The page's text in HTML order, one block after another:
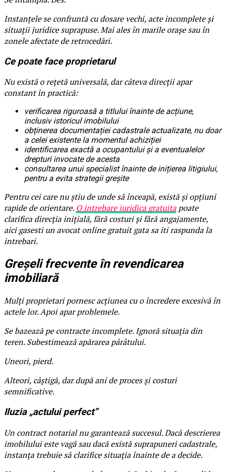
Instanțele se confruntă cu dosare vechi, acte incomplete și
situații juridice suprapuse. Mai ales în marile orașe sau în
zonele afectate de retrocedări.
Ce poate face proprietarul
Nu există o rețetă universală, dar câteva direcții apar
constant în practică:
verificarea riguroasă a titlului înainte de acțiune,
inclusiv istoricul imobilului
obținerea documentației cadastrale actualizate, nu doar
a celei existente la momentul achiziției
identificarea exactă a ocupantului și a eventualelor
drepturi invocate de acesta
consultarea unui specialist înainte de inițierea litigiului,
pentru a evita strategii greșite
Pentru cei care nu știu de unde să înceapă, există și opțiuni
rapide de orientare. O intrebare juridica gratuitapoate
clarifica direcția inițială, fără costuri și fără angajamente,
aici gasesti un avocat online gratuit gata sa iti raspunda la
intrebari.
Greșeli frecvente în revendicarea
imobiliară
Mulți proprietari pornesc acțiunea cu o încredere excesivă în
actele lor. Apoi apar problemele.
Se bazează pe contracte incomplete. Ignoră situația din
teren. Subestimează apărarea pârâtului.
Uneori, pierd.
Alteori, câștigă, dar după ani de proces și costuri
semnificative.
Iluzia „actului perfect”
Un contract notarial nu garantează succesul. Dacă descrierea
imobilului este vagă sau dacă există suprapuneri cadastrale,
instanța trebuie să clarifice situația înainte de a decide.